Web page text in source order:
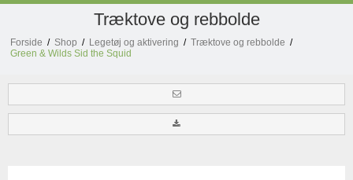
Træktove og rebbolde
Forside / Shop / Legetøj og aktivering / Træktove og rebbolde /
Green & Wilds Sid the Squid